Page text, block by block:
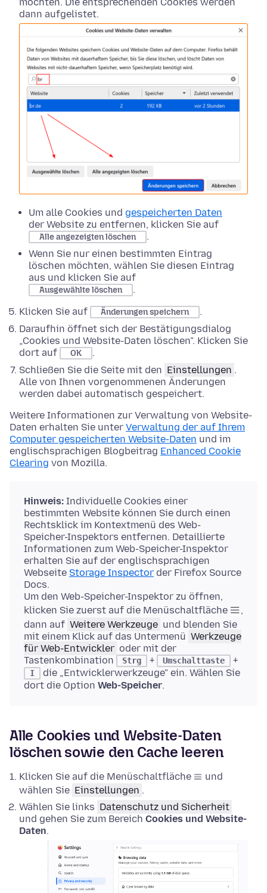
möchten. Die entsprechenden Cookies werden
dann aufgelistet.
Um alle Cookies und gespeicherten Daten
der Website zu entfernen, klicken Sie auf
Alle angezeigten löschen
.
Wenn Sie nur einen bestimmten Eintrag
löschen möchten, wählen Sie diesen Eintrag
aus und klicken Sie auf
Ausgewählte löschen
.
Klicken Sie auf
Änderungen speichern
.
Daraufhin öffnet sich der Bestätigungsdialog
„Cookies und Website-Daten löschen". Klicken Sie
dort auf
OK
.
Schließen Sie die Seite mit den Einstellungen .
Alle von Ihnen vorgenommenen Änderungen
werden dabei automatisch gespeichert.
Weitere Informationen zur Verwaltung von Website-
Daten erhalten Sie unter Verwaltung der auf Ihrem
Computer gespeicherten Website-Daten und im
englischsprachigen Blogbeitrag Enhanced Cookie
Clearing von Mozilla.
Hinweis: Individuelle Cookies einer
bestimmten Website können Sie durch einen
Rechtsklick im Kontextmenü des Web-
Speicher-Inspektors entfernen. Detaillierte
Informationen zum Web-Speicher-Inspektor
erhalten Sie auf der englischsprachigen
Webseite Storage Inspector der Firefox Source
Docs.
Um den Web-Speicher-Inspektor zu öffnen,
klicken Sie zuerst auf die Menüschaltfläche
,
dann auf Weitere Werkzeuge und blenden Sie
mit einem Klick auf das Untermenü Werkzeuge
für Web-Entwickler oder mit der
Tastenkombination
Strg + Umschalttaste +
I
die „Entwicklerwerkzeuge" ein. Wählen Sie
dort die Option Web-Speicher.
Alle Cookies und Website-Daten
löschen sowie den Cache leeren
Klicken Sie auf die Menüschaltfläche
und
wählen Sie Einstellungen .
Wählen Sie links Datenschutz und Sicherheit
und gehen Sie zum Bereich Cookies und Website-
Daten.